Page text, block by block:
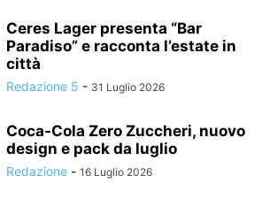
Ceres Lager presenta “Bar
Paradiso” e racconta l’estate in
città
Redazione 5 - 31 Luglio 2026
Coca-Cola Zero Zuccheri, nuovo
design e pack da luglio
Redazione - 16 Luglio 2026